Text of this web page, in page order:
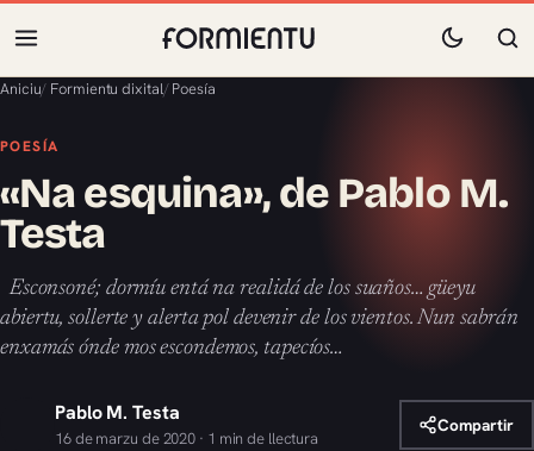
Aniciu/ Formientu dixital/ Poesía
POESÍA
«Na esquina», de Pablo M.
Testa
Esconsoné; dormíu entá na realidá de los suaños… güeyu
abiertu, sollerte y alerta pol devenir de los vientos. Nun sabrán
enxamás ónde mos escondemos, tapecíos…
Pablo M. Testa
16 de marzu de 2020 · 1 min de llectura
Compartir